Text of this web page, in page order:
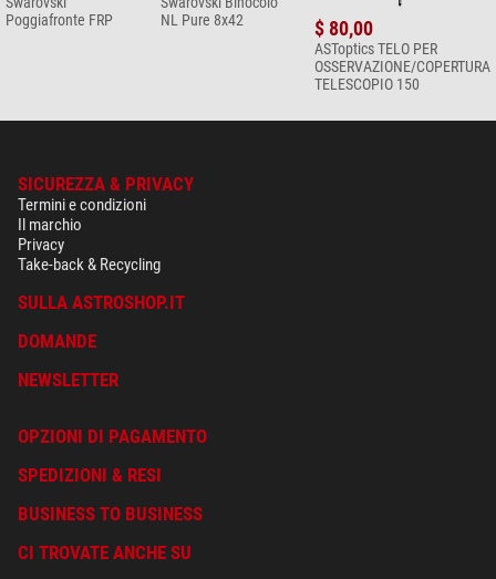
Poggiafronte FRP
NL Pure 8x42
$ 80,00
ASToptics TELO PER
OSSERVAZIONE/COPERTURA
TELESCOPIO 150
SICUREZZA & PRIVACY
Termini e condizioni
Il marchio
Privacy
Take-back & Recycling
SULLA ASTROSHOP.IT
DOMANDE
NEWSLETTER
OPZIONI DI PAGAMENTO
SPEDIZIONI & RESI
BUSINESS TO BUSINESS
CI TROVATE ANCHE SU